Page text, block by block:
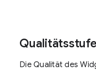
Die Qualität des